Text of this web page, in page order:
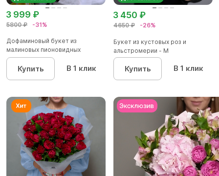
5800 ₽ -31%
3 999 ₽
Дофаминовый букет из
малиновых пионовидных
кустовых роз...
Купить В 1 клик
4650 ₽ -26%
3 450 ₽
Букет из кустовых роз и
альстромерии - М
Купить В 1 клик